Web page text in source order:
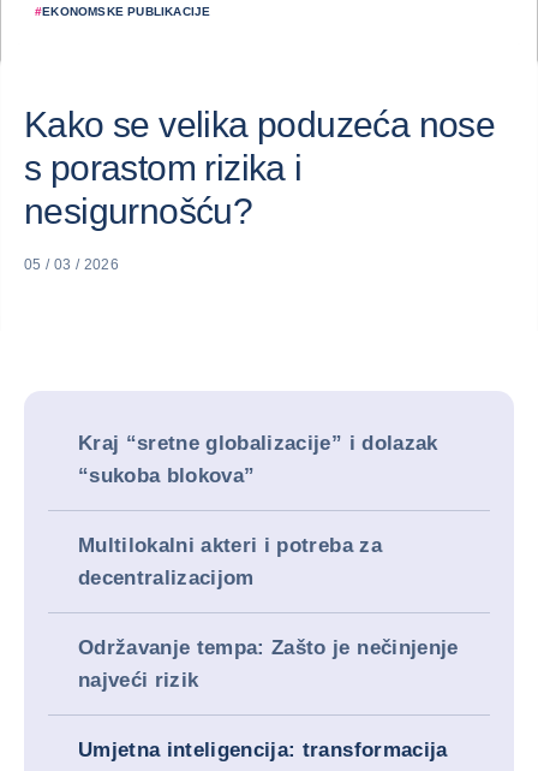
#EKONOMSKE PUBLIKACIJE
Kako se velika poduzeća nose
s porastom rizika i
nesigurnošću?
05 / 03 / 2026
Kraj “sretne globalizacije” i dolazak
“sukoba blokova”
Multilokalni akteri i potreba za
decentralizacijom
Održavanje tempa: Zašto je nečinjenje
najveći rizik
Umjetna inteligencija: transformacija